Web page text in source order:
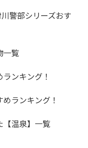
警部シリーズおす
一覧
ンキング！
ランキング！
【温泉】一覧